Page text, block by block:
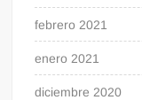
febrero 2021
enero 2021
diciembre 2020